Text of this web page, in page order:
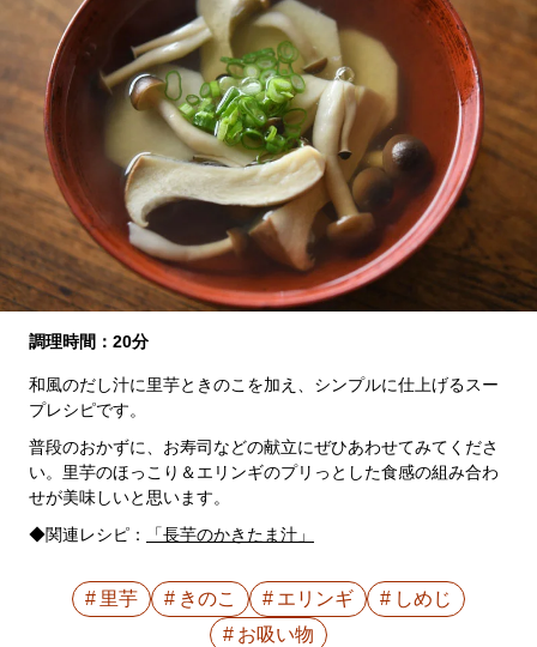
調理時間：20分
和風のだし汁に里芋ときのこを加え、シンプルに仕上げるスー
プレシピです。
普段のおかずに、お寿司などの献立にぜひあわせてみてくださ
い。里芋のほっこり＆エリンギのプリっとした食感の組み合わ
せが美味しいと思います。
◆関連レシピ：
「長芋のかきたま汁」
里芋 きのこ エリンギ
しめじ
お吸い物